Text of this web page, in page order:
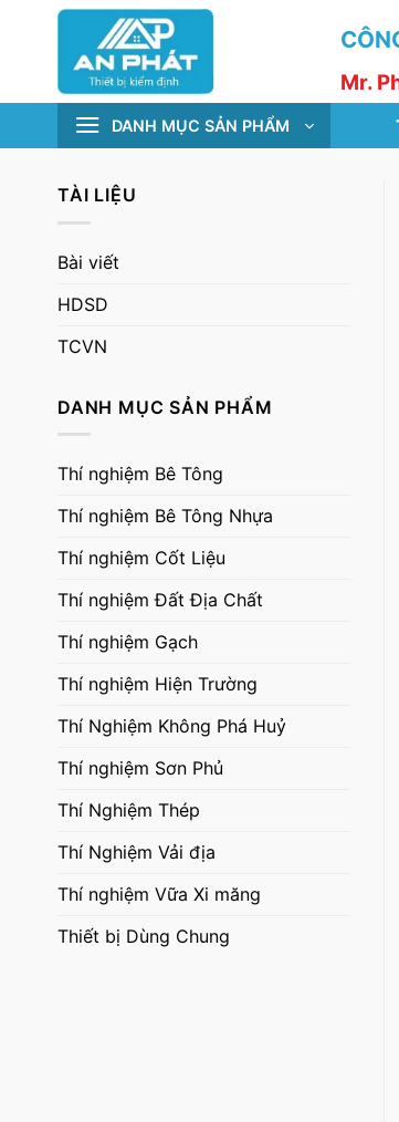
Mr.
DANH MỤC SẢN PHẨM
TÀI LIỆU
Bài viết
HDSD
TCVN
DANH MỤC SẢN PHẨM
Thí nghiệm Bê Tông
Thí nghiệm Bê Tông Nhựa
Thí nghiệm Cốt Liệu
Thí nghiệm Đất Địa Chất
Thí nghiệm Gạch
Thí nghiệm Hiện Trường
Thí Nghiệm Không Phá Huỷ
Thí nghiệm Sơn Phủ
Thí Nghiệm Thép
Thí Nghiệm Vải địa
Thí nghiệm Vữa Xi măng
Thiết bị Dùng Chung